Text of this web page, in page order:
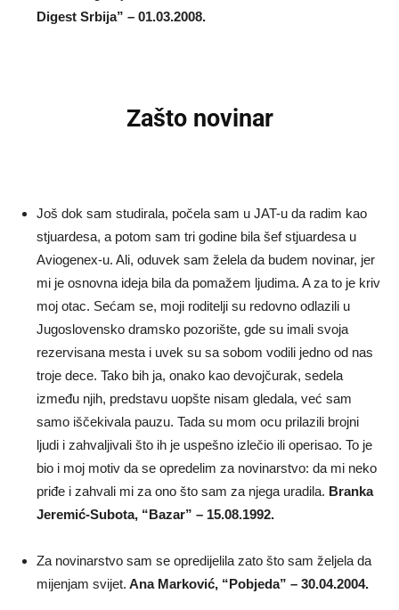
Digest Srbija” – 01.03.2008.
Zašto novinar
Još dok sam studirala, počela sam u JAT-u da radim kao
stjuardesa, a potom sam tri godine bila šef stjuardesa u
Aviogenex-u. Ali, oduvek sam želela da budem novinar, jer
mi je osnovna ideja bila da pomažem ljudima. A za to je kriv
moj otac. Sećam se, moji roditelji su redovno odlazili u
Jugoslovensko dramsko pozorište, gde su imali svoja
rezervisana mesta i uvek su sa sobom vodili jedno od nas
troje dece. Tako bih ja, onako kao devojčurak, sedela
između njih, predstavu uopšte nisam gledala, već sam
samo iščekivala pauzu. Tada su mom ocu prilazili brojni
ljudi i zahvaljivali što ih je uspešno izlečio ili operisao. To je
bio i moj motiv da se opredelim za novinarstvo: da mi neko
priđe i zahvali mi za ono što sam za njega uradila. Branka
Jeremić-Subota, “Bazar” – 15.08.1992.
Za novinarstvo sam se opredijelila zato što sam željela da
mijenjam svijet. Ana Marković, “Pobjeda” – 30.04.2004.